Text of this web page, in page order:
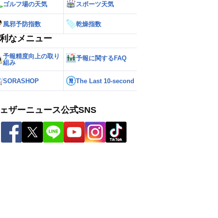
ゴルフ場の天気 スポーツ天気
風邪予防指数 乾燥指数
なメニュー
予報精度向上の取り
組み
予報に関するFAQ
SORASHOP The Last 10-second
ザーニュース公式SNS